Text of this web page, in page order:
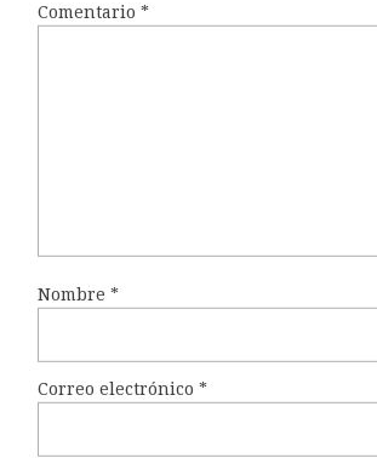
Comentario *
Nombre *
Correo electrónico *